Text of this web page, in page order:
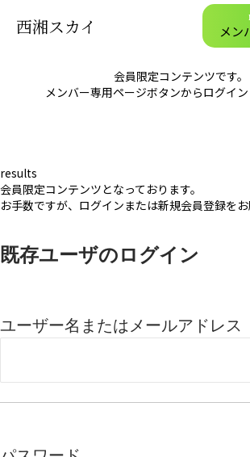
西湘スカイ メン
会員限定コンテンツです。
メンバー専用ページボタンからログイ
results
会員限定コンテンツとなっております。
お手数ですが、ログインまたは新規会員登録をお
既存ユーザのログイン
ユーザー名またはメールアドレス